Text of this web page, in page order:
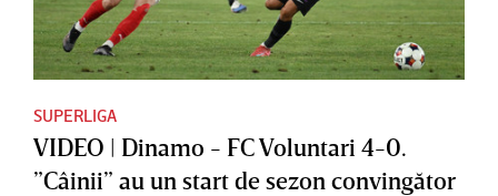
SUPERLIGA
VIDEO | Dinamo - FC Voluntari 4-0.
”Câinii” au un start de sezon convingător